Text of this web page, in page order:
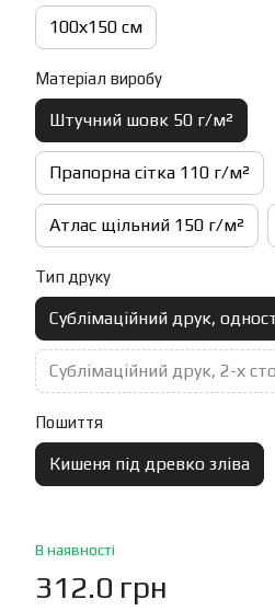
100х150 см
Матеріал виробу
Штучний шовк 50 г/м²
Прапорна сітка 110 г/м²
Атлас щільний 150 г/м²
Тип друку
Сублімаційний друк,
Сублімаційний друк, 2-х
Пошиття
Кишеня під древко зліва
В наявності
312.0 грн